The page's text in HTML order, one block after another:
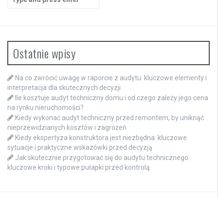
for:
Ostatnie wpisy
Na co zwrócić uwagę w raporcie z audytu: kluczowe elementy i
interpretacja dla skutecznych decyzji
Ile kosztuje audyt techniczny domu i od czego zależy jego cena
na rynku nieruchomości?
Kiedy wykonać audyt techniczny przed remontem, by uniknąć
nieprzewidzianych kosztów i zagrożeń
Kiedy ekspertyza konstruktora jest niezbędna: kluczowe
sytuacje i praktyczne wskazówki przed decyzją
Jak skutecznie przygotować się do audytu technicznego:
kluczowe kroki i typowe pułapki przed kontrolą